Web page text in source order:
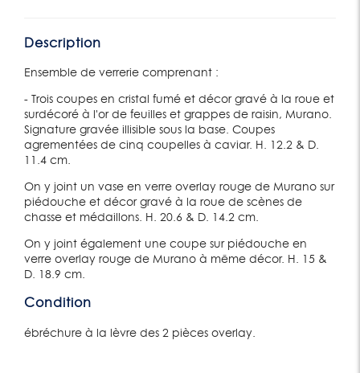
Description
Ensemble de verrerie comprenant :
- Trois coupes en cristal fumé et décor gravé à la roue et
surdécoré à l'or de feuilles et grappes de raisin, Murano.
Signature gravée illisible sous la base. Coupes
agrementées de cinq coupelles à caviar. H. 12.2 & D.
11.4 cm.
On y joint un vase en verre overlay rouge de Murano sur
piédouche et décor gravé à la roue de scènes de
chasse et médaillons. H. 20.6 & D. 14.2 cm.
On y joint également une coupe sur piédouche en
verre overlay rouge de Murano à même décor. H. 15 &
D. 18.9 cm.
Condition
ébréchure à la lèvre des 2 pièces overlay.